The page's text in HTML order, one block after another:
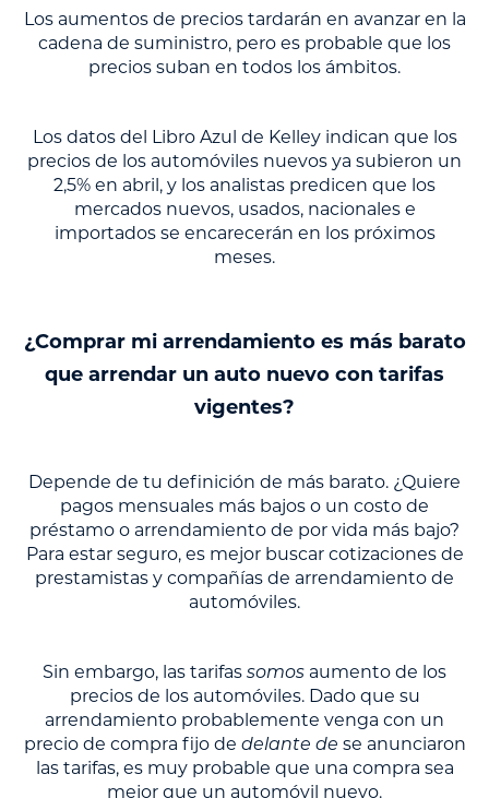
Los aumentos de precios tardarán en avanzar en la
cadena de suministro, pero es probable que los
precios suban en todos los ámbitos.
Los datos del Libro Azul de Kelley indican que los
precios de los automóviles nuevos ya subieron un
2,5% en abril, y los analistas predicen que los
mercados nuevos, usados, nacionales e
importados se encarecerán en los próximos
meses.
¿Comprar mi arrendamiento es más barato
que arrendar un auto nuevo con tarifas
vigentes?
Depende de tu definición de más barato. ¿Quiere
pagos mensuales más bajos o un costo de
préstamo o arrendamiento de por vida más bajo?
Para estar seguro, es mejor buscar cotizaciones de
prestamistas y compañías de arrendamiento de
automóviles.
Sin embargo, las tarifas somos aumento de los
precios de los automóviles. Dado que su
arrendamiento probablemente venga con un
precio de compra fijo de delante de se anunciaron
las tarifas, es muy probable que una compra sea
mejor que un automóvil nuevo.